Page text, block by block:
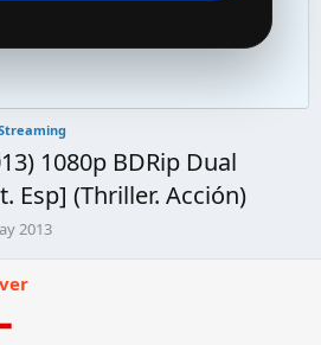
1080p BDRip Dual
Esp] (Thriller. Acción)
2013